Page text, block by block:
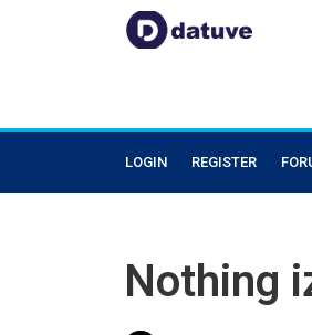
LOGIN REGISTER
Nothing